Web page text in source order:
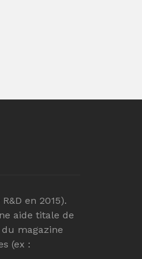
en 2015).
aide titale de
magazine
(ex :